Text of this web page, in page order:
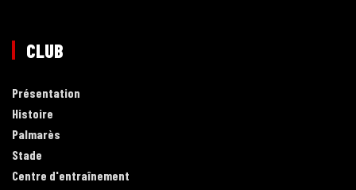
CLUB
Présentation
Histoire
Palmarès
Stade
Centre d'entraînement